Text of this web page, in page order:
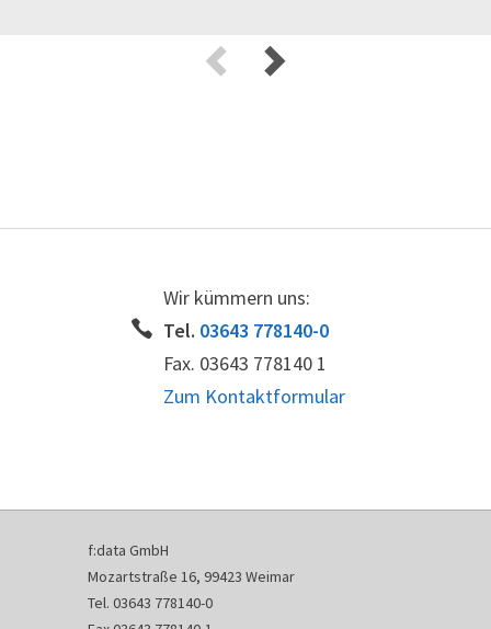
Wir kümmern uns:
Tel. 03643 778140-0
Fax. 03643 778140 1
Zum Kontaktformular
f:data GmbH
Mozartstraße 16, 99423 Weimar
Tel. 03643 778140-0